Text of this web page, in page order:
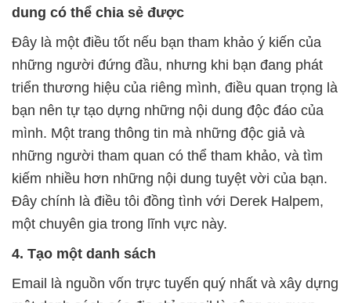
dung có thể chia sẻ được
Đây là một điều tốt nếu bạn tham khảo ý kiến của
những người đứng đầu, nhưng khi bạn đang phát
triển thương hiệu của riêng mình, điều quan trọng là
bạn nên tự tạo dựng những nội dung độc đáo của
mình. Một trang thông tin mà những độc giả và
những người tham quan có thể tham khảo, và tìm
kiếm nhiều hơn những nội dung tuyệt vời của bạn.
Đây chính là điều tôi đồng tình với Derek Halpem,
một chuyên gia trong lĩnh vực này.
4. Tạo một danh sách
Email là nguồn vốn trực tuyến quý nhất và xây dựng